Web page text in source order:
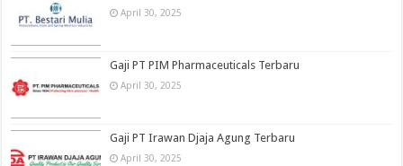
April 30, 2025
Gaji PT PIM Pharmaceuticals Terbaru
April 30, 2025
Gaji PT Irawan Djaja Agung Terbaru
April 30, 2025